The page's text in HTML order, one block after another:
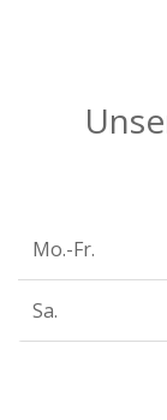
Mo.-Fr.
Sa.